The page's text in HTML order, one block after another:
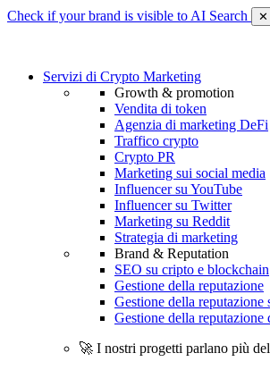
Check if your brand is visible to AI Search ✕
Servizi di Crypto Marketing
Growth & promotion
Vendita di token
Agenzia di marketing DeFi
Traffico crypto
Crypto PR
Marketing sui social media
Influencer su YouTube
Influencer su Twitter
Marketing su Reddit
Strategia di marketing
Brand & Reputation
SEO su cripto e blockchain
Gestione della reputazione
Gestione della reputazione
Gestione della reputazione
🚀 I nostri progetti parlano più